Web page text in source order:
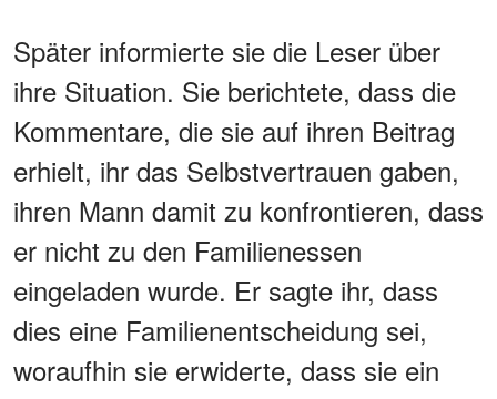
Später informierte sie die Leser über
ihre Situation. Sie berichtete, dass die
Kommentare, die sie auf ihren Beitrag
erhielt, ihr das Selbstvertrauen gaben,
ihren Mann damit zu konfrontieren, dass
er nicht zu den Familienessen
eingeladen wurde. Er sagte ihr, dass
dies eine Familienentscheidung sei,
woraufhin sie erwiderte, dass sie ein